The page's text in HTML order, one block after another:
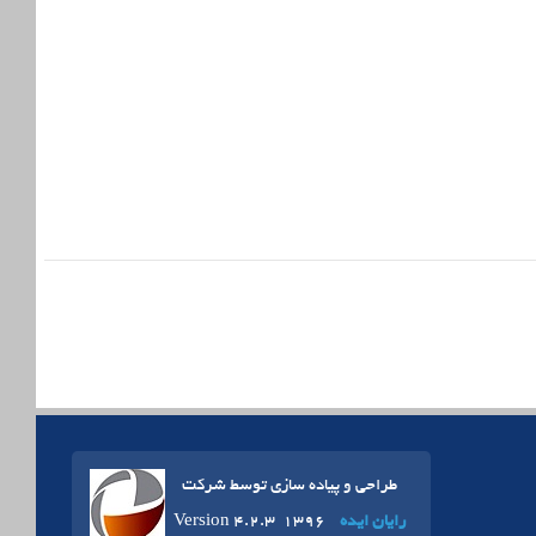
طراحی و پیاده سازی توسط شرکت
رایان ایده
Version 4.2.3 1396